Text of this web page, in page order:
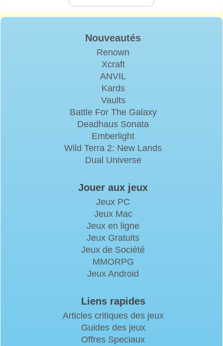
Nouveautés
Renown
Xcraft
ANVIL
Kards
Vaults
Battle For The Galaxy
Deadhaus Sonata
Emberlight
Wild Terra 2: New Lands
Dual Universe
Jouer aux jeux
Jeux PC
Jeux Mac
Jeux en ligne
Jeux Gratuits
Jeux de Société
MMORPG
Jeux Android
Liens rapides
Articles critiques des jeux
Guides des jeux
Offres Speciaux